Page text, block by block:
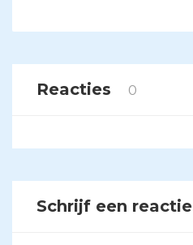
Reacties 0
Schrijf een reactie